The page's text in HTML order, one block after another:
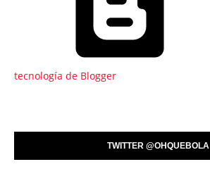
tecnología de Blogger
TWITTER @OHQUEBOLA